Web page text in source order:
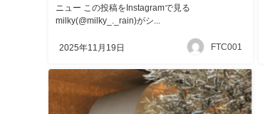
ニュー この投稿をInstagramで見る
milky(@milky_._rain)がシ...
2025年11月19日 FTC001